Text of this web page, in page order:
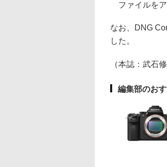
ファイルを
なお、DNG
した。
（本誌：武石修
編集部のお